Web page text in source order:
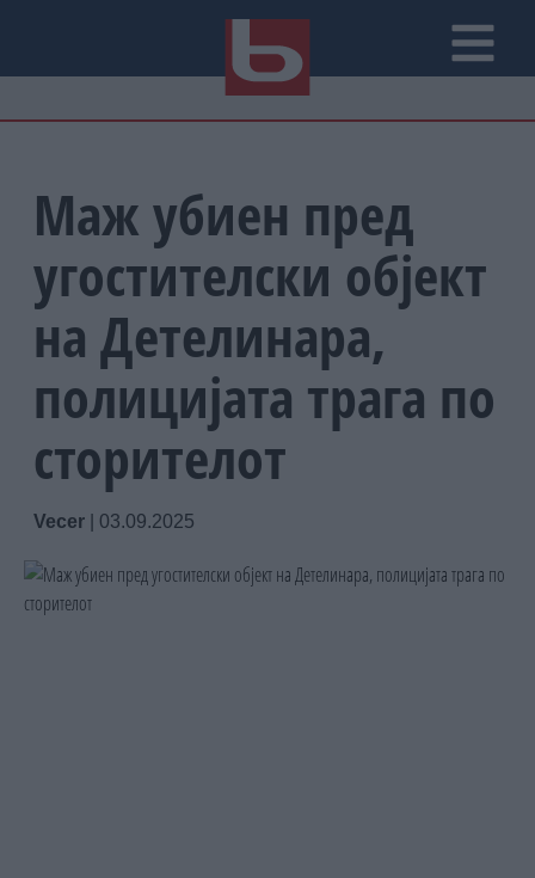
Маж убиен пред
угостителски објект
на Детелинара,
полицијата трага по
сторителот
Vecer 03.09.2025